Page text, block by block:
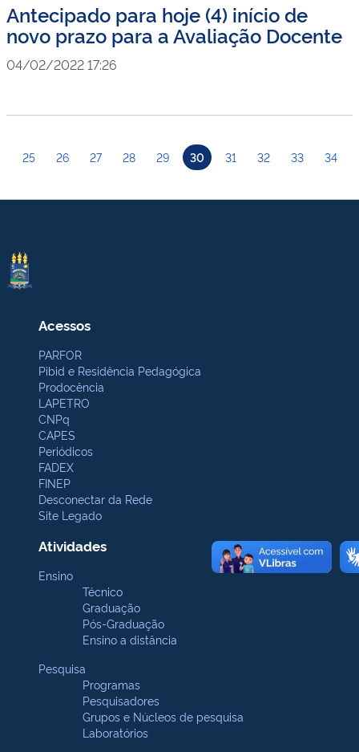
Antecipado para hoje (4) início de
novo prazo para a Avaliação Docente
04/02/2022 17:26
25 26 27 28 29 30 31 32 33 34
Acessos
PARFOR
Pibid e Residência Pedagógica
Prodocência
LAPETRO
CNPq
CAPES
Periódicos
FADEX
FINEP
Desconectar da Rede
Site Legado
Atividades
Ensino
Técnico
Graduação
Pós-Graduação
Ensino a distância
Pesquisa
Programas
Pesquisadores
Grupos e Núcleos de pesquisa
Laboratórios